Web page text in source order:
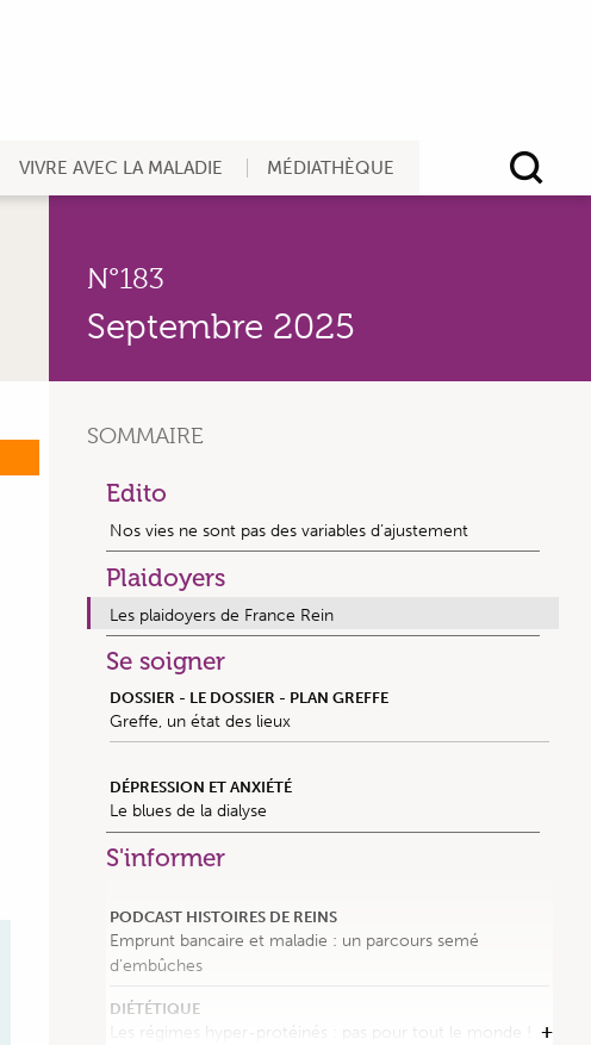
VIVRE AVEC LA MALADIE MÉDIATHÈQUE
N°183
Septembre 2025
SOMMAIRE
Edito
Nos vies ne sont pas des variables d’ajustement
Plaidoyers
Les plaidoyers de France Rein
Se soigner
DOSSIER - LE DOSSIER - PLAN GREFFE
Greffe, un état des lieux
DÉPRESSION ET ANXIÉTÉ
Le blues de la dialyse
S'informer
PODCAST HISTOIRES DE REINS
Emprunt bancaire et maladie : un parcours semé
d’embûches
DIÉTÉTIQUE
Les régimes hyper-protéinés : pas pour tout le monde !